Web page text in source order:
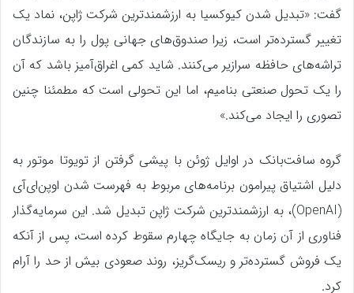
گفت: «تبدیل شدن کیوکسیا به ارزشمندترین شرکت ژاپن، نماد یک
تغییر گسترده‌تر است، زیرا صندوق‌های جهانی پول را به سازندگان
تراشه‌های حافظه سرازیر می‌کنند. شاید کمی اغراق‌آمیز باشد که آن
را یک تحول صنعتی بنامیم، اما این تحولی است که مطمئنا چنین
تصوری را ایجاد می‌کند.»
گروه سافت‌بانک در اوایل ژوئن با پیشی گرفتن از تویوتا موتور به
دلیل اشتیاق پیرامون برنامه‌های مربوط به فهرست شدن اوپن‌ای‌آی
(OpenAI)، به ارزشمندترین شرکت ژاپن تبدیل شد. این سرمایه‌گذار
فناوری از آن زمان به جایگاه چهارم سقوط کرده است، پس از آنکه
یک فروش گسترده‌تر و ریسک‌گریز، روند صعودی بیش از حد را آرام
کرد.